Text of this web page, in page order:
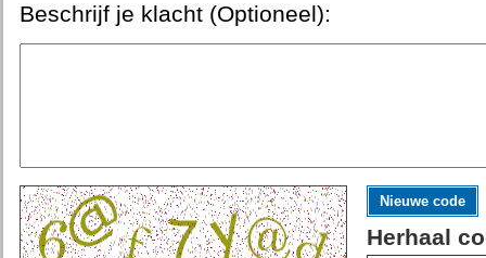
Beschrijf je klacht (Optioneel):
Nieuwe code
Herhaal